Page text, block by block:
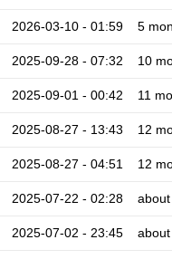
2026-03-10 - 01:59 5
2025-09-28 - 07:32 10
2025-09-01 - 00:42 11
2025-08-27 - 13:43 12
2025-08-27 - 04:51 12
2025-07-22 - 02:28
2025-07-02 - 23:45